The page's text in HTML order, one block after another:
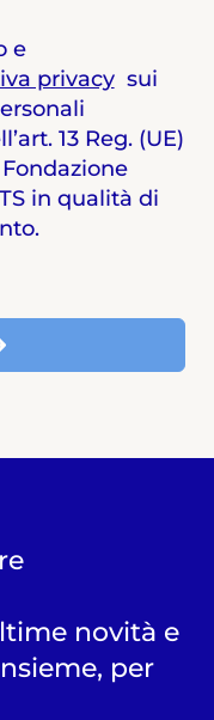
e
privacysui
13 Reg. (UE)
in qualità di
novità e
per